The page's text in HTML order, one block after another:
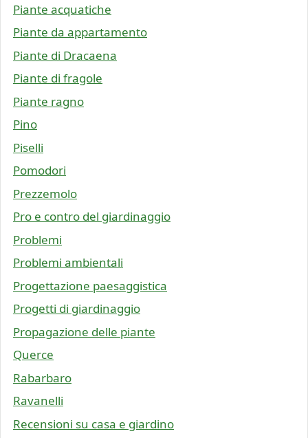
Piante acquatiche
Piante da appartamento
Piante di Dracaena
Piante di fragole
Piante ragno
Pino
Piselli
Pomodori
Prezzemolo
Pro e contro del giardinaggio
Problemi
Problemi ambientali
Progettazione paesaggistica
Progetti di giardinaggio
Propagazione delle piante
Querce
Rabarbaro
Ravanelli
Recensioni su casa e giardino